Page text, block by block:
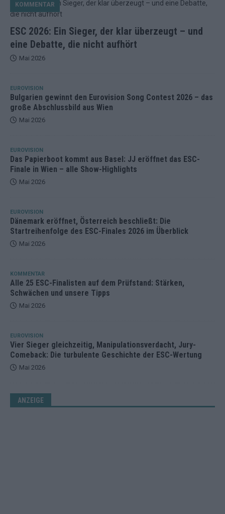
ESC 2026: Ein Sieger, der klar überzeugt – und
eine Debatte, die nicht aufhört
KOMMENTAR
Mai 2026
EUROVISION
Bulgarien gewinnt den Eurovision Song Contest 2026 – das
große Abschlussbild aus Wien
Mai 2026
EUROVISION
Das Papierboot kommt aus Basel: JJ eröffnet das ESC-
Finale in Wien – alle Show-Highlights
Mai 2026
EUROVISION
Dänemark eröffnet, Österreich beschließt: Die
Startreihenfolge des ESC-Finales 2026 im Überblick
Mai 2026
KOMMENTAR
Alle 25 ESC-Finalisten auf dem Prüfstand: Stärken,
Schwächen und unsere Tipps
Mai 2026
EUROVISION
Vier Sieger gleichzeitig, Manipulationsverdacht, Jury-
Comeback: Die turbulente Geschichte der ESC-Wertung
Mai 2026
ANZEIGE